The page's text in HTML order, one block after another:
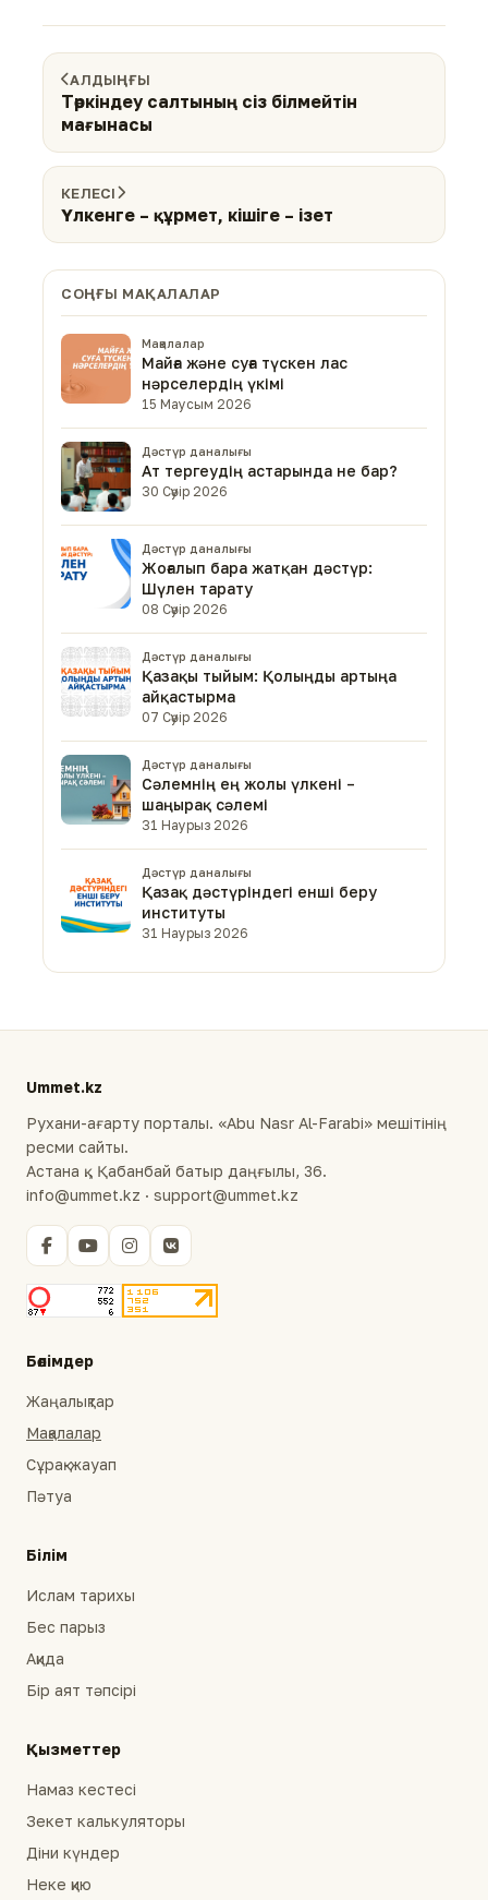
АЛДЫҢҒЫ
Төркіндеу салтының сіз білмейтін
мағынасы
КЕЛЕСІ
Үлкенге – құрмет, кішіге – ізет
СОҢҒЫ МАҚАЛАЛАР
Мақалалар
Майға және суға түскен лас
нәрселердің үкімі
15 Маусым 2026
Дәстүр даналығы
Ат тергеудің астарында не бар?
30 Сәуір 2026
Дәстүр даналығы
Жоғалып бара жатқан дәстүр:
Шүлен тарату
08 Сәуір 2026
Дәстүр даналығы
Қазақы тыйым: Қолыңды артыңа
айқастырма
07 Сәуір 2026
Дәстүр даналығы
Сәлемнің ең жолы үлкені –
шаңырақ сәлемі
31 Наурыз 2026
Дәстүр даналығы
Қазақ дәстүріндегі енші беру
институты
31 Наурыз 2026
Ummet.kz
Рухани-ағарту порталы. «Abu Nasr Al-Farabi» мешітінің
ресми сайты.
Астана қ., Қабанбай батыр даңғылы, 36.
info@ummet.kz · support@ummet.kz
Бөлімдер
Жаңалықтар
Мақалалар
Сұрақ-жауап
Пәтуа
Білім
Ислам тарихы
Бес парыз
Ақида
Бір аят тәпсірі
Қызметтер
Намаз кестесі
Зекет калькуляторы
Діни күндер
Неке қию